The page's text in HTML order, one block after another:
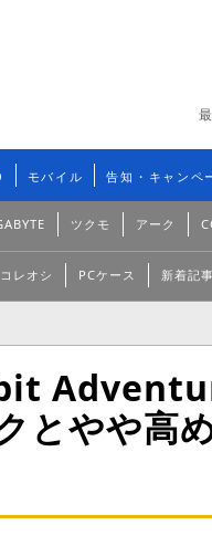
モバイル 告知・キャンペ
ツクモ アーク
コレオシ PCケース 新着記事
とやや高